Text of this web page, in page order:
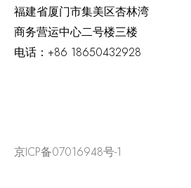
福建省厦门市集美区杏林湾
商务营运中心二号楼三楼
电话： +86 18650432928
京ICP备07016948号-1